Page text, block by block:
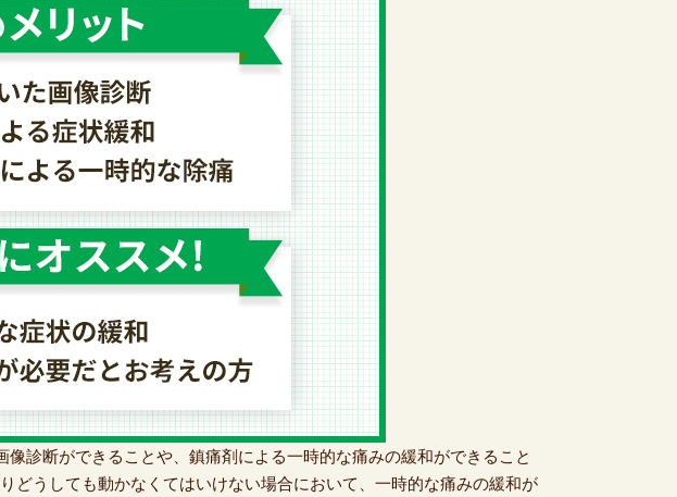
診断ができることや、鎮痛剤による一時的な痛みの緩和ができること
どうしても動かなくてはいけない場合において、一時的な痛みの緩和が